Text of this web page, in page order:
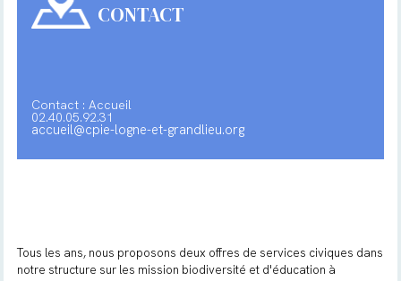
CONTACT
Contact : Accueil
02.40.05.92.31
accueil@cpie-logne-et-grandlieu.org
Tous les ans, nous proposons deux offres de services civiques dans
notre structure sur les mission biodiversité et d'éducation à